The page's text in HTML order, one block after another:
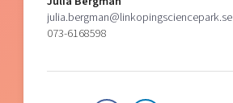
julia.bergman@linkopingsciencepark.se
073-6168598